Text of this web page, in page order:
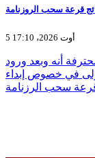
قرعة سحب الروزنامة
5 أوت 2026، 17:10
أنه وبعد ورود
في خصوص إبداء